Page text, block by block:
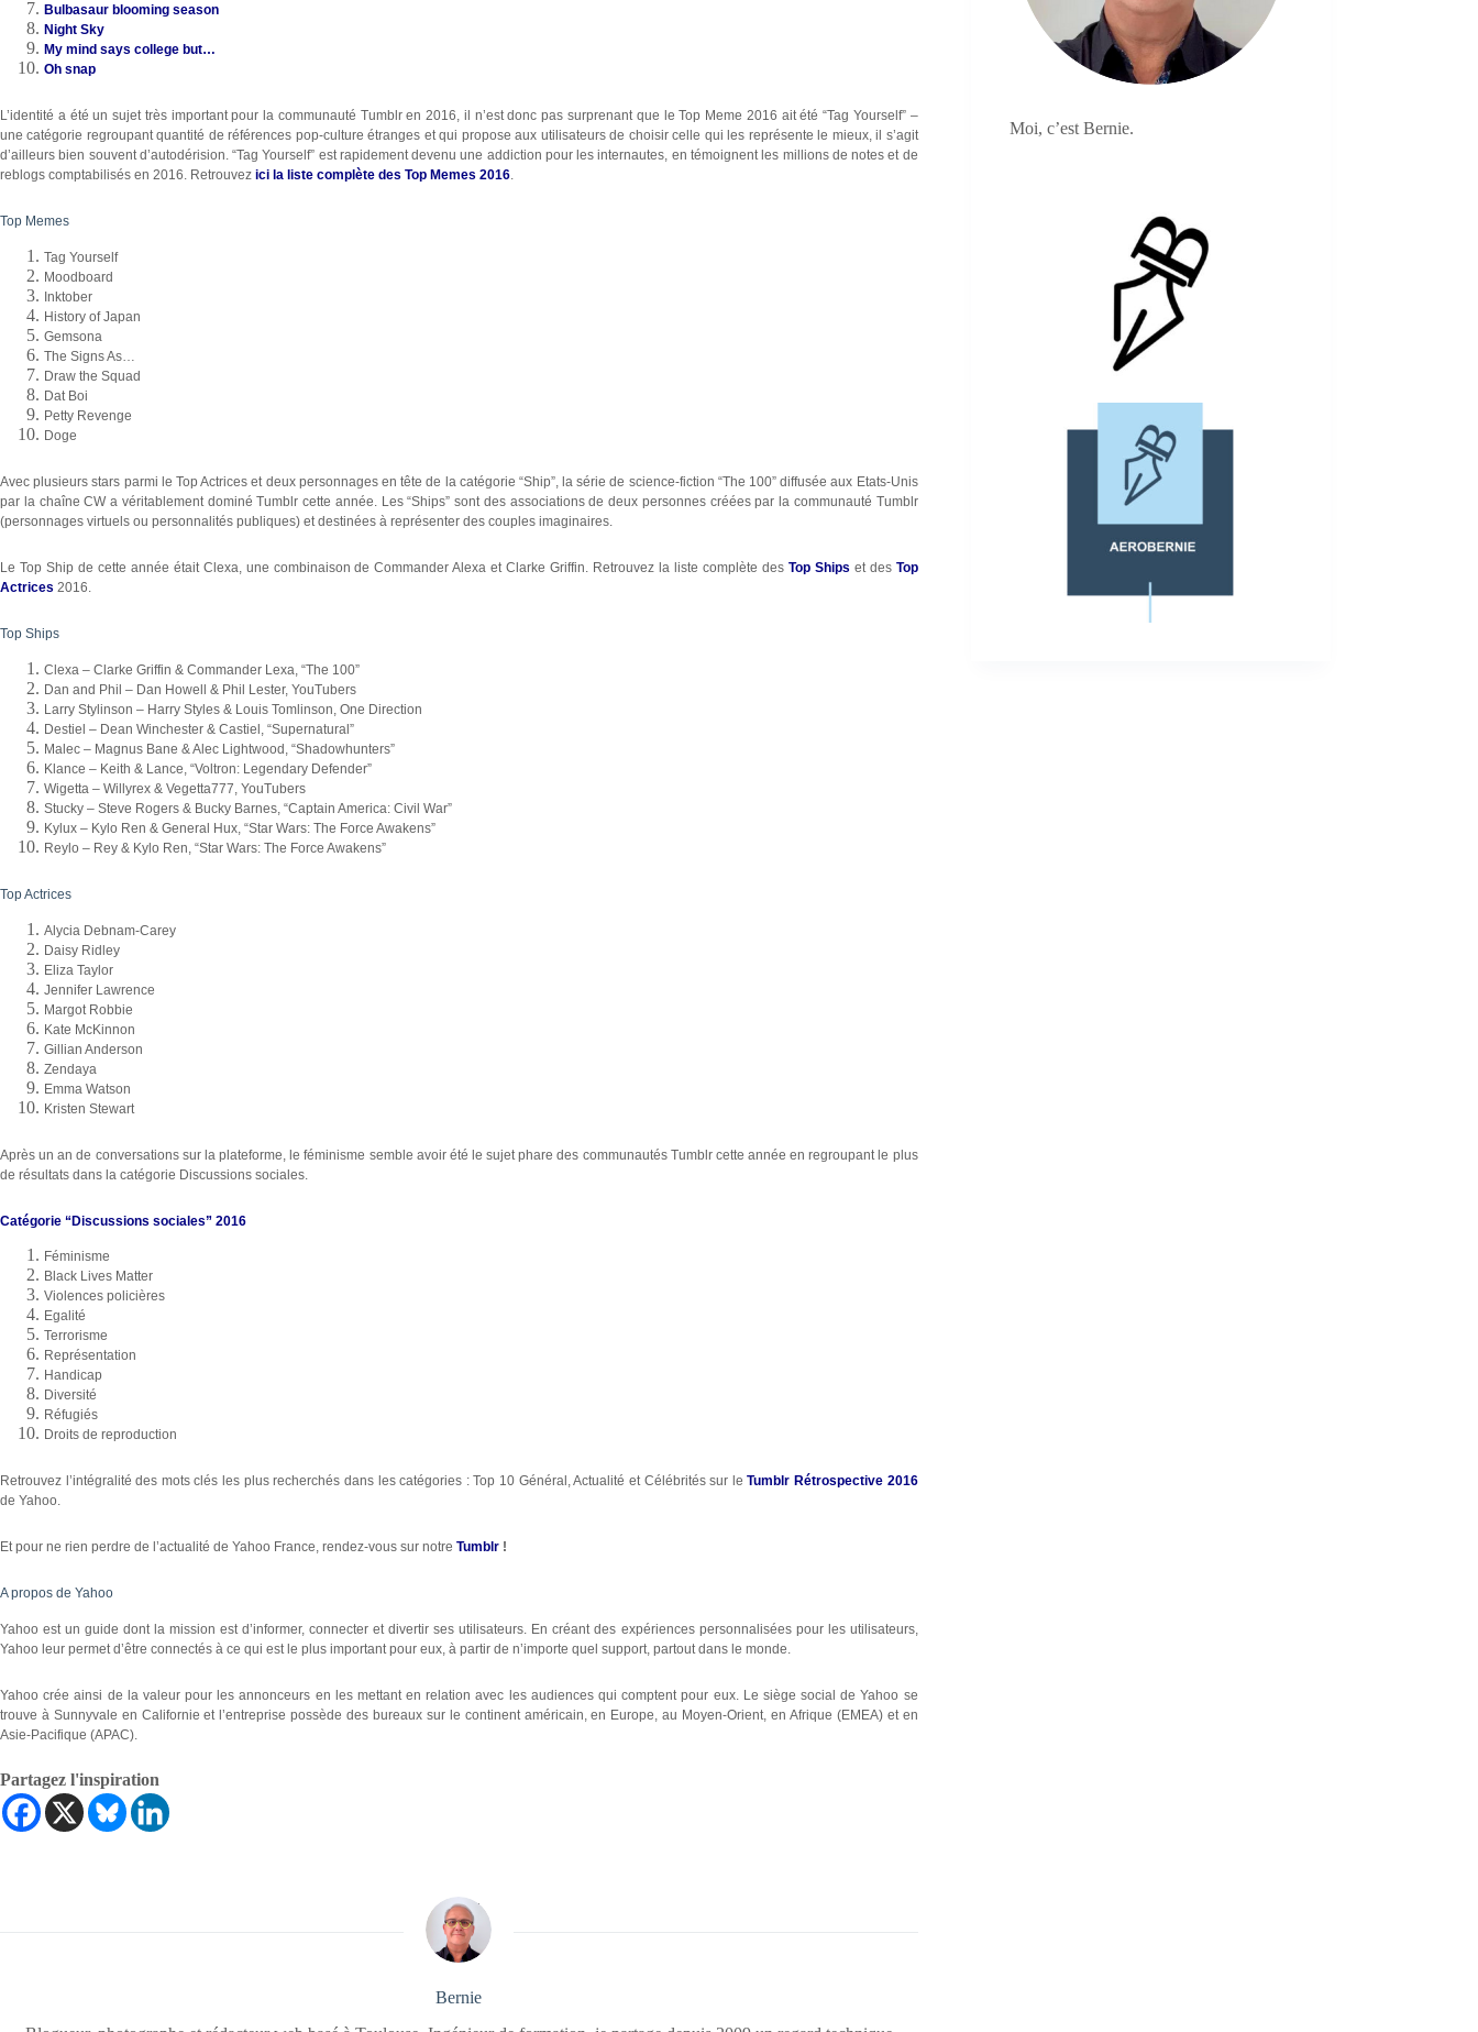
Bulbasaur blooming season
Night Sky
My mind says college but…
Oh snap
L’identité a été un sujet très important pour la communauté Tumblr en 2016, il n’est donc pas surprenant que le Top Meme 2016 ait été “Tag Yourself” –
une catégorie regroupant quantité de références pop-culture étranges et qui propose aux utilisateurs de choisir celle qui les représente le mieux, il s’agit
d’ailleurs bien souvent d’autodérision. “Tag Yourself” est rapidement devenu une addiction pour les internautes, en témoignent les millions de notes et de
reblogs comptabilisés en 2016. Retrouvez ici la liste complète des Top Memes 2016.
Top Memes
Tag Yourself
Moodboard
Inktober
History of Japan
Gemsona
The Signs As…
Draw the Squad
Dat Boi
Petty Revenge
Doge
Avec plusieurs stars parmi le Top Actrices et deux personnages en tête de la catégorie “Ship”, la série de science-fiction “The 100” diffusée aux Etats-Unis
par la chaîne CW a véritablement dominé Tumblr cette année. Les “Ships” sont des associations de deux personnes créées par la communauté Tumblr
(personnages virtuels ou personnalités publiques) et destinées à représenter des couples imaginaires.
Le Top Ship de cette année était Clexa, une combinaison de Commander Alexa et Clarke Griffin. Retrouvez la liste complète des Top Ships et des Top
Actrices 2016.
Top Ships
Clexa – Clarke Griffin & Commander Lexa, “The 100”
Dan and Phil – Dan Howell & Phil Lester, YouTubers
Larry Stylinson – Harry Styles & Louis Tomlinson, One Direction
Destiel – Dean Winchester & Castiel, “Supernatural”
Malec – Magnus Bane & Alec Lightwood, “Shadowhunters”
Klance – Keith & Lance, “Voltron: Legendary Defender”
Wigetta – Willyrex & Vegetta777, YouTubers
Stucky – Steve Rogers & Bucky Barnes, “Captain America: Civil War”
Kylux – Kylo Ren & General Hux, “Star Wars: The Force Awakens”
Reylo – Rey & Kylo Ren, “Star Wars: The Force Awakens”
Top Actrices
Alycia Debnam-Carey
Daisy Ridley
Eliza Taylor
Jennifer Lawrence
Margot Robbie
Kate McKinnon
Gillian Anderson
Zendaya
Emma Watson
Kristen Stewart
Après un an de conversations sur la plateforme, le féminisme semble avoir été le sujet phare des communautés Tumblr cette année en regroupant le plus
de résultats dans la catégorie Discussions sociales.
Catégorie “Discussions sociales” 2016
Féminisme
Black Lives Matter
Violences policières
Egalité
Terrorisme
Représentation
Handicap
Diversité
Réfugiés
Droits de reproduction
Retrouvez l’intégralité des mots clés les plus recherchés dans les catégories : Top 10 Général, Actualité et Célébrités sur le Tumblr Rétrospective 2016
de Yahoo.
Et pour ne rien perdre de l’actualité de Yahoo France, rendez-vous sur notre Tumblr !
A propos de Yahoo
Yahoo est un guide dont la mission est d’informer, connecter et divertir ses utilisateurs. En créant des expériences personnalisées pour les utilisateurs,
Yahoo leur permet d’être connectés à ce qui est le plus important pour eux, à partir de n’importe quel support, partout dans le monde.
Yahoo crée ainsi de la valeur pour les annonceurs en les mettant en relation avec les audiences qui comptent pour eux. Le siège social de Yahoo se
trouve à Sunnyvale en Californie et l’entreprise possède des bureaux sur le continent américain, en Europe, au Moyen-Orient, en Afrique (EMEA) et en
Asie-Pacifique (APAC).
Partagez l'inspiration
Bernie
Moi, c’est Bernie.